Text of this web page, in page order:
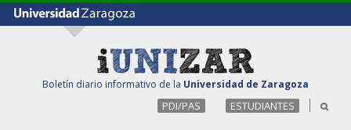
Boletín diario informativo de la Universidad de Zaragoza
PDI/PAS ESTUDIANTES